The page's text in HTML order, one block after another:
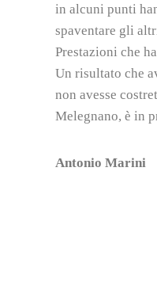
in alcuni punti
spaventare gli
Prestazioni che
Un risultato che
non avesse
Melegnano, è in
Antonio Marini